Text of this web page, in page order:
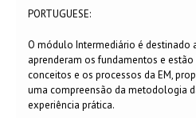
PORTUGUESE:
O módulo Intermediário é destinado
aprenderam os fundamentos e
conceitos e os processos da EM,
uma compreensão da metodologia
experiência prática.